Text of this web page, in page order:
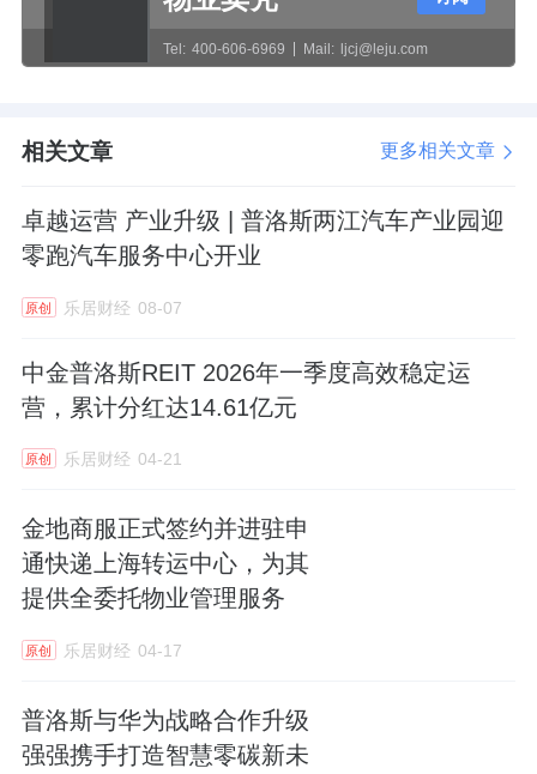
Tel: 400-606-6969 Mail: ljcj@leju.com
相关文章 更多相关文章
卓越运营 产业升级 | 普洛斯两江汽车产业园迎
零跑汽车服务中心开业
原创 乐居财经 08-07
中金普洛斯REIT 2026年一季度高效稳定运
营，累计分红达14.61亿元
原创 乐居财经 04-21
金地商服正式签约并进驻申
通快递上海转运中心，为其
提供全委托物业管理服务
原创 乐居财经 04-17
普洛斯与华为战略合作升级
强强携手打造智慧零碳新未